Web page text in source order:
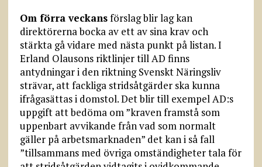
Om förra veckansförslag blir lag kan
direktörerna bocka av ett av sina krav och
stärkta gå vidare med nästa punkt på listan. I
Erland Olausons riktlinjer till AD finns
antydningar i den riktning Svenskt Näringsliv
strävar, att fackliga stridsåtgärder ska kunna
ifrågasättas i domstol. Det blir till exempel AD:s
uppgift att bedöma om ”kraven framstå som
uppenbart avvikande från vad som normalt
gäller på arbetsmarknaden” det kan i så fall
”tillsammans med övriga omständigheter tala för